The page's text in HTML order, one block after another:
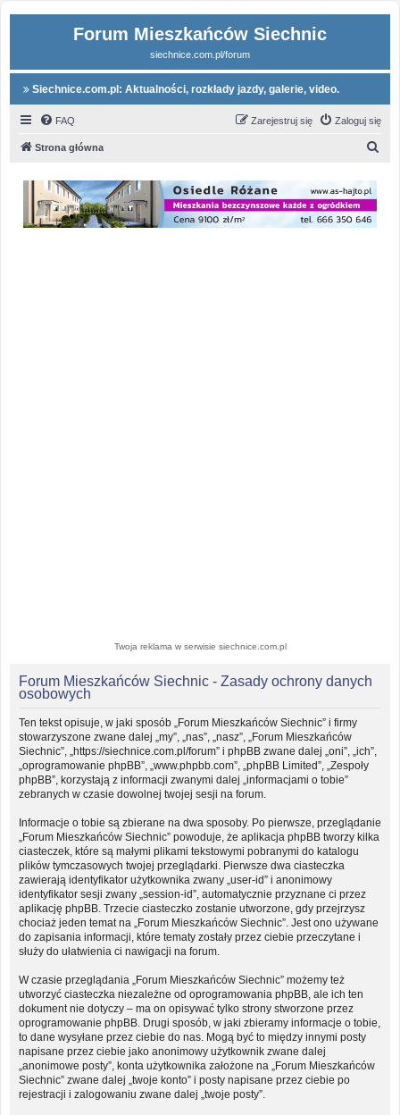
Forum Mieszkańców Siechnic
siechnice.com.pl/forum
Siechnice.com.pl: Aktualności, rozkłady jazdy, galerie, video.
FAQ Zaloguj się
Zarejestruj się
Strona główna
Twoja reklama w serwisie siechnice.com.pl
Forum Mieszkańców Siechnic - Zasady ochrony danych
osobowych
Ten tekst opisuje, w jaki sposób „Forum Mieszkańców Siechnic” i firmy
stowarzyszone zwane dalej „my”, „nas”, „nasz”, „Forum Mieszkańców
Siechnic”, „https://siechnice.com.pl/forum” i phpBB zwane dalej „oni”, „ich”,
„oprogramowanie phpBB”, „www.phpbb.com”, „phpBB Limited”, „Zespoły
phpBB”, korzystają z informacji zwanymi dalej „informacjami o tobie”
zebranych w czasie dowolnej twojej sesji na forum.
Informacje o tobie są zbierane na dwa sposoby. Po pierwsze, przeglądanie
„Forum Mieszkańców Siechnic” powoduje, że aplikacja phpBB tworzy kilka
ciasteczek, które są małymi plikami tekstowymi pobranymi do katalogu
plików tymczasowych twojej przeglądarki. Pierwsze dwa ciasteczka
zawierają identyfikator użytkownika zwany „user-id” i anonimowy
identyfikator sesji zwany „session-id”, automatycznie przyznane ci przez
aplikację phpBB. Trzecie ciasteczko zostanie utworzone, gdy przejrzysz
chociaż jeden temat na „Forum Mieszkańców Siechnic”. Jest ono używane
do zapisania informacji, które tematy zostały przez ciebie przeczytane i
służy do ułatwienia ci nawigacji na forum.
W czasie przeglądania „Forum Mieszkańców Siechnic” możemy też
utworzyć ciasteczka niezależne od oprogramowania phpBB, ale ich ten
dokument nie dotyczy – ma on opisywać tylko strony stworzone przez
oprogramowanie phpBB. Drugi sposób, w jaki zbieramy informacje o tobie,
to dane wysyłane przez ciebie do nas. Mogą być to między innymi posty
napisane przez ciebie jako anonimowy użytkownik zwane dalej
„anonimowe posty”, konta użytkownika założone na „Forum Mieszkańców
Siechnic” zwane dalej „twoje konto” i posty napisane przez ciebie po
rejestracji i zalogowaniu zwane dalej „twoje posty”.